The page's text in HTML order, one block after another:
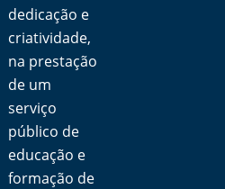
dedicação e
criatividade,
na prestação
de um
serviço
público de
educação e
formação de